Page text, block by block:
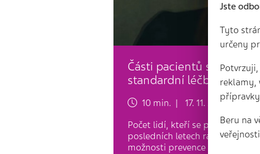
Části pacientů s
standardní léčba
10 min. | 17. 11. 2023
Počet lidí, kteří se potýkají s
posledních letech razantně
možnosti prevence a léčby,…
Jste
Tyto
určeny
reklamy,
Beru na